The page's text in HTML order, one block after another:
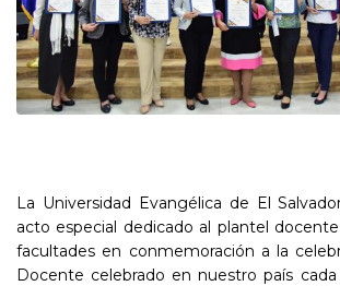
La Universidad Evangélica de El
acto especial dedicado al plantel
facultades en conmemoración a la
Docente celebrado en nuestro país